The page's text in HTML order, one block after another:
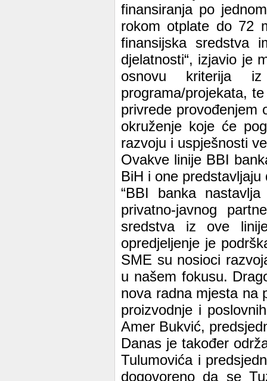
finansiranja po
rokom otplate do 72
finansijska sredstva
djelatnosti“, izjavio je
osnovu kriterija
programa/projekata,
privrede provođenjem
okruženje koje će
razvoju i uspješnosti
Ovakve linije BBI
BiH i one
“BBI banka
privatno-javnog
sredstva iz ove
opredjeljenje je
SME su nosioci
u našem fokusu.
nova radna mjesta na
proizvodnje i
Amer Bukvić,
Danas je također
Tulumovića i
dogovoreno da se